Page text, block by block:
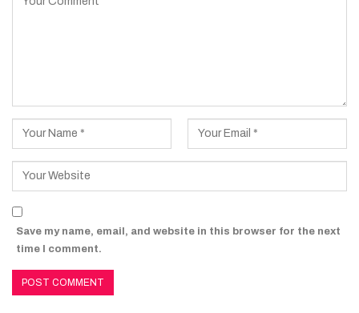
Save my name, email, and website in this browser for the next
time I comment.